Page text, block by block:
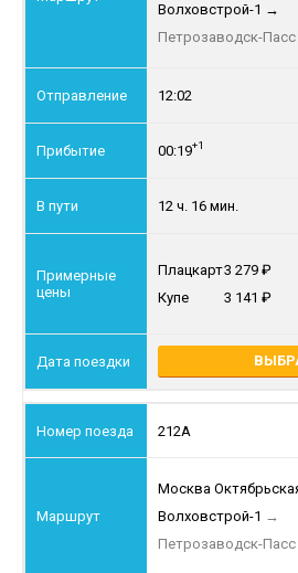
Волховстрой-1 →
Петрозаводск-Пасс
12:02
00:19+1
12 ч. 16 мин.
Плацкарт3 279
Купе
3 141
212А
Москва
Волховстрой-1 →
Петрозаводск-Пасс